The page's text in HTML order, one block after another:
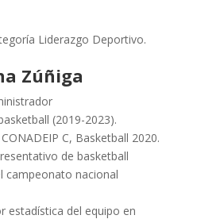
Liderazgo Deportivo.
Zúñiga
(2019-2023).
C, Basketball 2020.
de basketball
campeonato nacional
estadística del equipo en